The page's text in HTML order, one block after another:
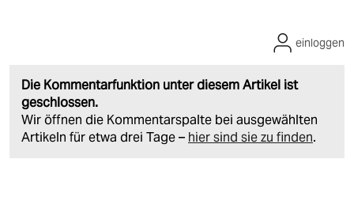
Die Kommentarfunktion unter diesem Artikel ist
geschlossen.
Wir öffnen die Kommentarspalte bei ausgewählten
Artikeln für etwa drei Tage – hier sind sie zu finden.
einloggen